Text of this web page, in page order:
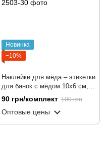
Новинка
−10%
Наклейки для мёда – этикетки
для банок с мёдом 10x6 cм,
30 штук
90 грн/комплект 100 грн
Оптовые цены